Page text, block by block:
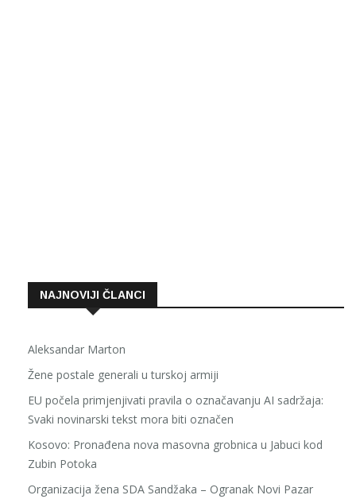
NAJNOVIJI ČLANCI
Aleksandar Marton
Žene postale generali u turskoj armiji
EU počela primjenjivati pravila o označavanju AI sadržaja:
Svaki novinarski tekst mora biti označen
Kosovo: Pronađena nova masovna grobnica u Jabuci kod
Zubin Potoka
Organizacija žena SDA Sandžaka – Ogranak Novi Pazar